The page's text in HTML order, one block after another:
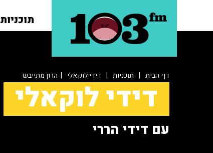
תוכניות
דף הבית | תוכניות | דידי לוקאלי | הרון מתייבש
דידי לוקאלי
עם דידי הררי